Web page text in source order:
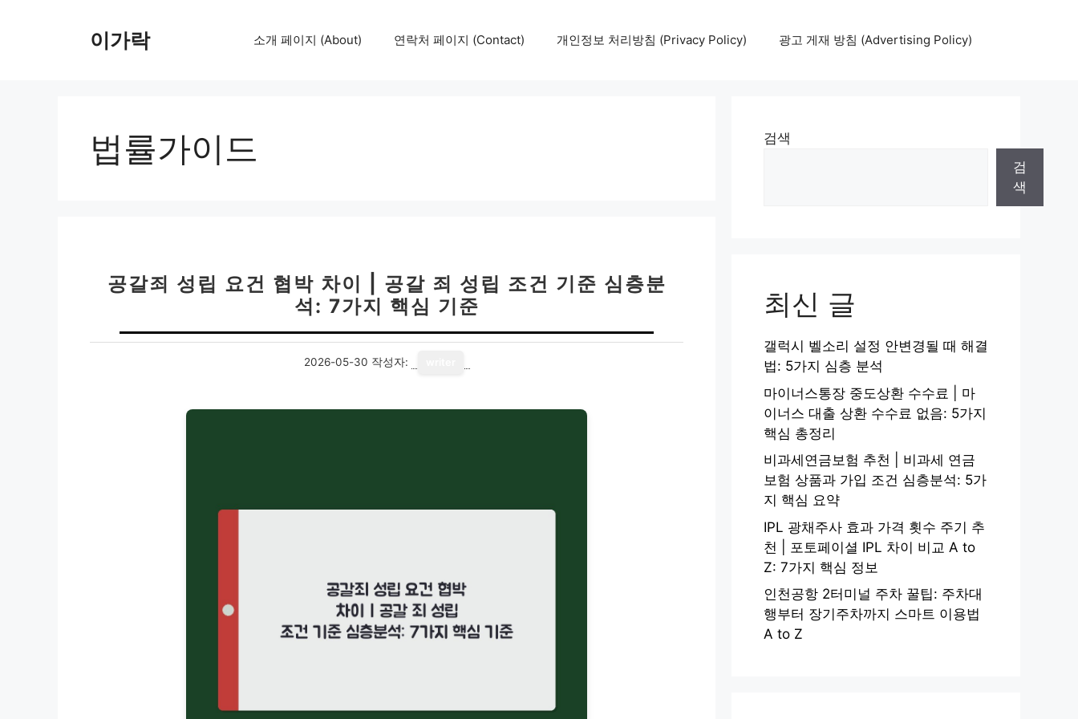
이가락 소개 페이지 (About) 연락처 페이지 (Contact) 개인정보 처리방침 (Privacy Policy) 광고 게재 방침 (Advertising Policy)
법률가이드
공갈죄 성립 요건 협박 차이 | 공갈 죄 성립 조건 기준 심층분
석: 7가지 핵심 기준
2026-05-30 작성자:
검색
검
색
최신 글
갤럭시 벨소리 설정 안변경될 때 해결
법: 5가지 심층 분석
마이너스통장 중도상환 수수료 | 마
이너스 대출 상환 수수료 없음: 5가지
핵심 총정리
비과세연금보험 추천 | 비과세 연금
보험 상품과 가입 조건 심층분석: 5가
지 핵심 요약
IPL 광채주사 효과 가격 횟수 주기 추
천 | 포토페이셜 IPL 차이 비교 A to
Z: 7가지 핵심 정보
인천공항 2터미널 주차 꿀팁: 주차대
행부터 장기주차까지 스마트 이용법
A to Z